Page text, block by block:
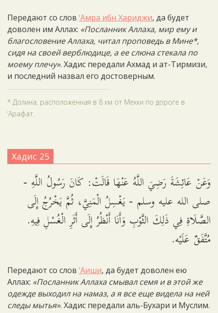
Передают со слов ‘Амра ибн Хариджи, да будет
доволен им Аллах: «Посланник Аллаха, мир ему и
благословение Аллаха, читал проповедь в Мине*,
сидя на своей верблюдице, а ее слюна стекала по
моему плечу». Хадис передали Ахмад и ат-Тирмизи,
и последний назвал его достоверным.
* Долина, расположенная в 8 км от Мекки по дороге в
‘Арафат.
Хадис 25
وَعَنْ عَائِشَةَ رَضِيَ اللَّهُ عَنْهَا قَالَتْ: كَانَ رَسُولُ اللَّهِ -
صلى الله عليه وسلم - يَغْسِلُ الْمَنِيَّ، ثُمَّ يَخْرُجُ إِلَى
الصَّلَاةِ فِي ذَلِكَ الثَّوْبِ وَأَنَا أَنْظُرُ إِلَى أَثَرِ الْغُسْلِ فِيهِ.
مُتَّفَقٌ عَلَيْه.
Передают со слов ‘Аиши, да будет доволен ею
Аллах: «Посланник Аллаха смывал семя и в этой же
одежде выходил на намаз, а я все еще видела на ней
следы мытья». Хадис передали аль-Бухари и Муслим.